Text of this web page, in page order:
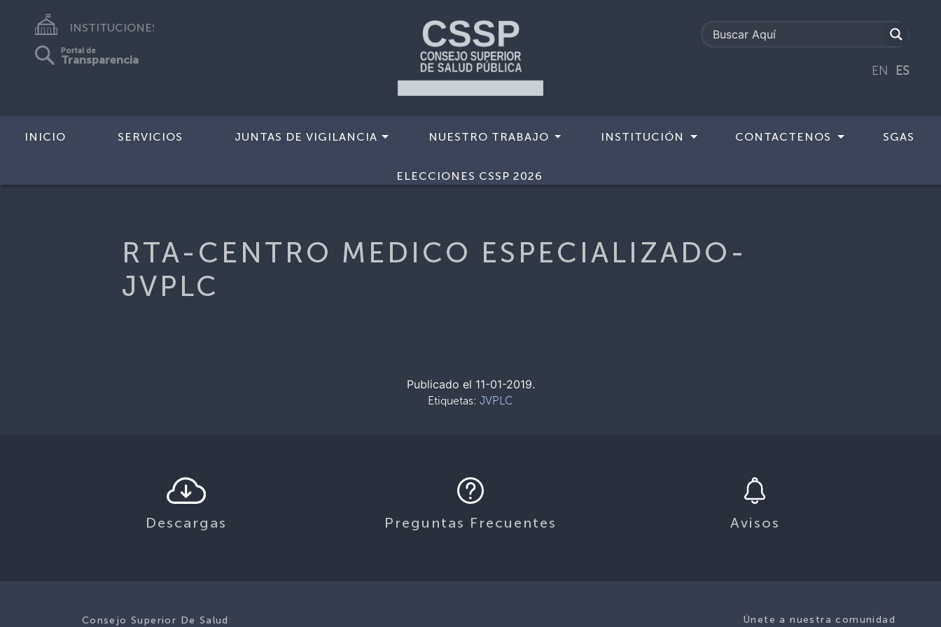
INSTITUCIONES
Portal de
Transparencia
EN ES
INICIO SERVICIOS JUNTAS DE VIGILANCIA NUESTRO TRABAJO INSTITUCIÓN CONTACTENOS SGAS
ELECCIONES CSSP 2026
RTA-CENTRO MEDICO ESPECIALIZADO-JVPLC
RTA-CENTRO MEDICO ESPECIALIZADO-
JVPLC
Publicado el 11-01-2019.
Etiquetas: JVPLC
Descargas Preguntas Frecuentes Avisos
Únete a nuestra comunidad
Consejo Superior De Salud